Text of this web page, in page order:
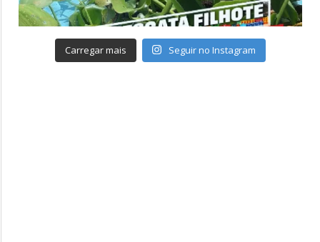
Carregar mais Seguir no Instagram